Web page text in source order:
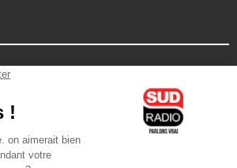
/ Android